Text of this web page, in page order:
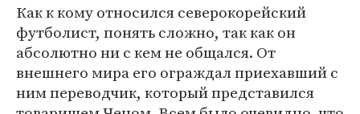
Как к кому относился северокорейский
футболист, понять сложно, так как он
абсолютно ни с кем не общался. От
внешнего мира его ограждал приехавший с
ним переводчик, который представился